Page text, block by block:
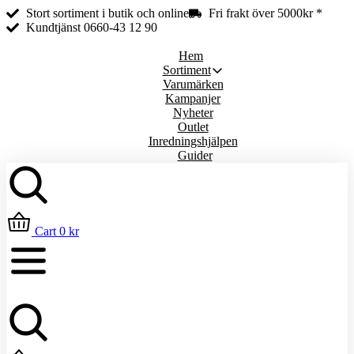
Fullbreddsinnehåll
Stort sortiment i butik och online
Fri frakt över 5000kr *
Kundtjänst 0660-43 12 90
Hem
Sortiment
Varumärken
Kampanjer
Nyheter
Outlet
Inredningshjälpen
Guider
Cart 0 kr